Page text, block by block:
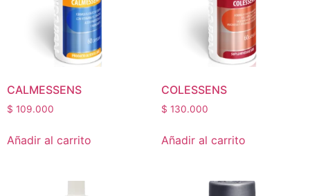
CALMESSENS
$ 109.000
Añadir al carrito
COLESSENS
$ 130.000
Añadir al carrito